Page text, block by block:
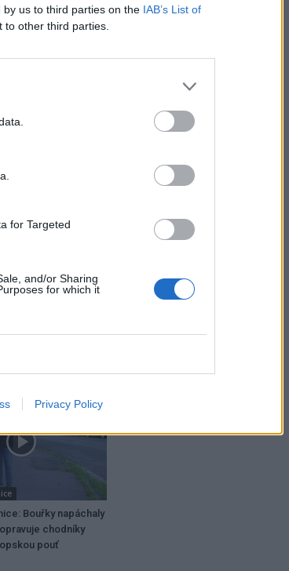
us to third parties on the IAB’s List of
other third parties.
for Targeted
and/or Sharing
for which it
Privacy Policy
i na příbramskou
hájilo vůli občanů
Bouřky napáchaly
chodníky
pouť